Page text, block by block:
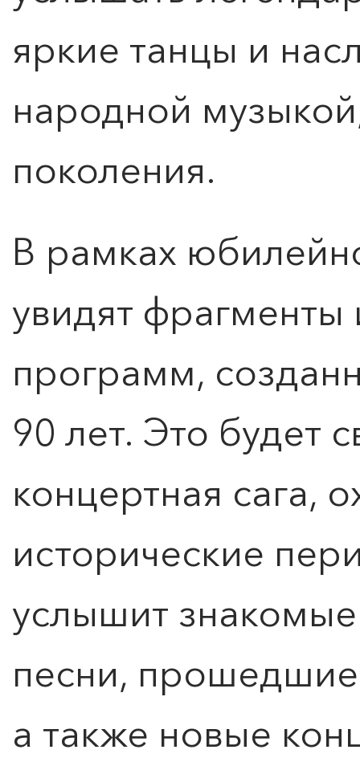
ПОИСК ПО МЕРОПРИЯТИЯМ
яркие танцы и
народной
поколения.
В рамках
увидят фрагменты
программ,
90 лет. Это будет
концертная сагa,
исторические
услышит
песни,
а также новые
ЧТО ЗНАЕТ О ЛЮБВИ
ЛЮБОВЬ… Концерт Анны